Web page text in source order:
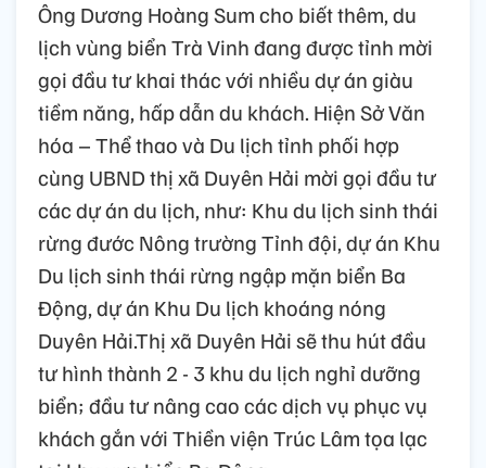
Ông Dương Hoàng Sum cho biết thêm, du
lịch vùng biển Trà Vinh đang được tỉnh mời
gọi đầu tư khai thác với nhiều dự án giàu
tiềm năng, hấp dẫn du khách. Hiện Sở Văn
hóa – Thể thao và Du lịch tỉnh phối hợp
cùng UBND thị xã Duyên Hải mời gọi đầu tư
các dự án du lịch, như: Khu du lịch sinh thái
rừng đước Nông trường Tỉnh đội, dự án Khu
Du lịch sinh thái rừng ngập mặn biển Ba
Động, dự án Khu Du lịch khoáng nóng
Duyên Hải.Thị xã Duyên Hải sẽ thu hút đầu
tư hình thành 2 - 3 khu du lịch nghỉ dưỡng
biển; đầu tư nâng cao các dịch vụ phục vụ
khách gắn với Thiền viện Trúc Lâm tọa lạc